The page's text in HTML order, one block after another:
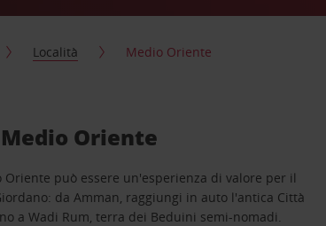
Località Medio Oriente
Oriente
può essere un'esperienza di valore per il
da Amman, raggiungi in auto l'antica Città
a Wadi Rum, terra dei Beduini semi-nomadi.